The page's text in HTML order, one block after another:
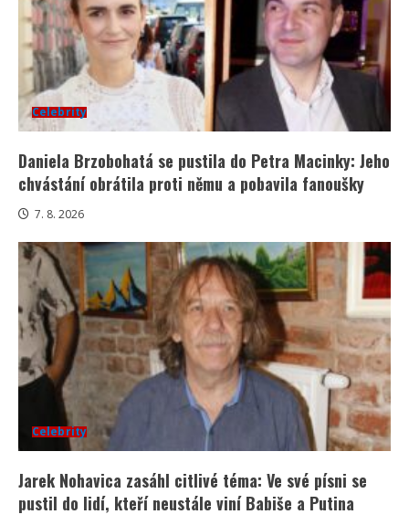
Celebrity
Daniela Brzobohatá se pustila do Petra Macinky: Jeho
chvástání obrátila proti němu a pobavila fanoušky
7. 8. 2026
Celebrity
Jarek Nohavica zasáhl citlivé téma: Ve své písni se
pustil do lidí, kteří neustále viní Babiše a Putina